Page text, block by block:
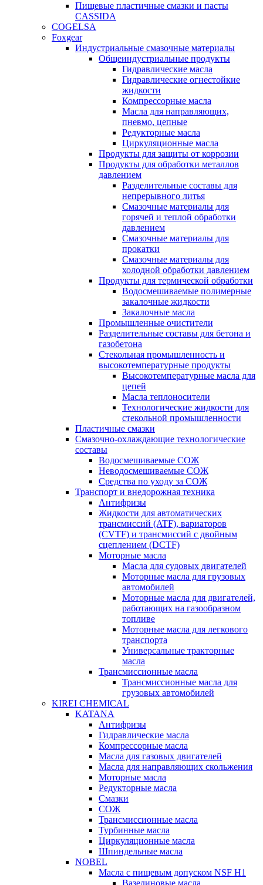
Пищевые пластичные смазки и пасты
CASSIDA
COGELSA
Foxgear
Индустриальные смазочные материалы
Общеиндустриальные продукты
Гидравлические масла
Гидравлические огнестойкие
жидкости
Компрессорные масла
Масла для направляющих,
пневмо, цепные
Редукторные масла
Циркуляционные масла
Продукты для защиты от коррозии
Продукты для обработки металлов
давлением
Разделительные составы для
непрерывного литья
Смазочные материалы для
горячей и теплой обработки
давлением
Смазочные материалы для
прокатки
Смазочные материалы для
холодной обработки давлением
Продукты для термической обработки
Водосмешиваемые полимерные
закалочные жидкости
Закалочные масла
Промышленные очистители
Разделительные составы для бетона и
газобетона
Стекольная промышленность и
высокотемпературные продукты
Высокотемпературные масла для
цепей
Масла теплоносители
Технологические жидкости для
стекольной промышленности
Пластичные смазки
Смазочно-охлаждающие технологические
составы
Водосмешиваемые СОЖ
Неводосмешиваемые СОЖ
Средства по уходу за СОЖ
Транспорт и внедорожная техника
Антифризы
Жидкости для автоматических
трансмиссий (ATF), вариаторов
(CVTF) и трансмиссий с двойным
сцеплением (DCTF)
Моторные масла
Масла для судовых двигателей
Моторные масла для грузовых
автомобилей
Моторные масла для двигателей,
работающих на газообразном
топливе
Моторные масла для легкового
транспорта
Универсальные тракторные
масла
Трансмиссионные масла
Трансмиссионные масла для
грузовых автомобилей
KIREI CHEMICAL
KATANA
Антифризы
Гидравлические масла
Компрессорные масла
Масла для газовых двигателей
Масла для направляющих скольжения
Моторные масла
Редукторные масла
Смазки
СОЖ
Трансмиссионные масла
Турбинные масла
Циркуляционные масла
Шпиндельные масла
NOBEL
Масла с пищевым допуском NSF H1
Вазелиновые масла